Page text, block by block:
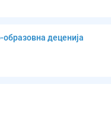
деценија